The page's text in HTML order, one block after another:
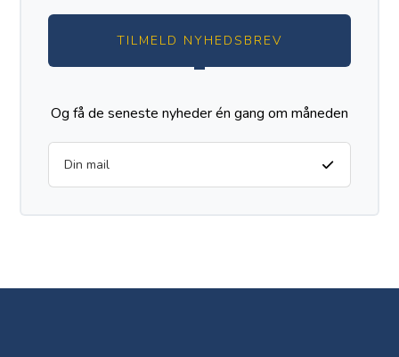
TILMELD NYHEDSBREV
Og få de seneste nyheder én gang om måneden